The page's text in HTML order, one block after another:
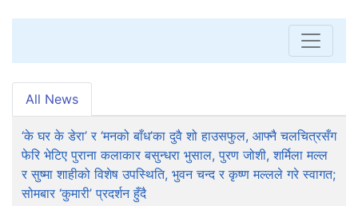
All News
‘के घर के डेरा’ र ‘मनको बाँध’का दुवै शो हाउसफुल, आफ्नै चलचित्रसँग
फेरि भेटिए पुराना कलाकार बसुन्धरा भुसाल, पुरण जोशी, शर्मिला मल्ल
र सुष्मा शाहीको विशेष उपस्थिति, भुवन चन्द र कृष्ण मल्लले गरे स्वागत;
सोमबार ‘कुमारी’ प्रदर्शन हुँदै